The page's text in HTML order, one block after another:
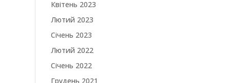
Квітень 2023
Лютий 2023
Січень 2023
Лютий 2022
Січень 2022
Грудень 2021